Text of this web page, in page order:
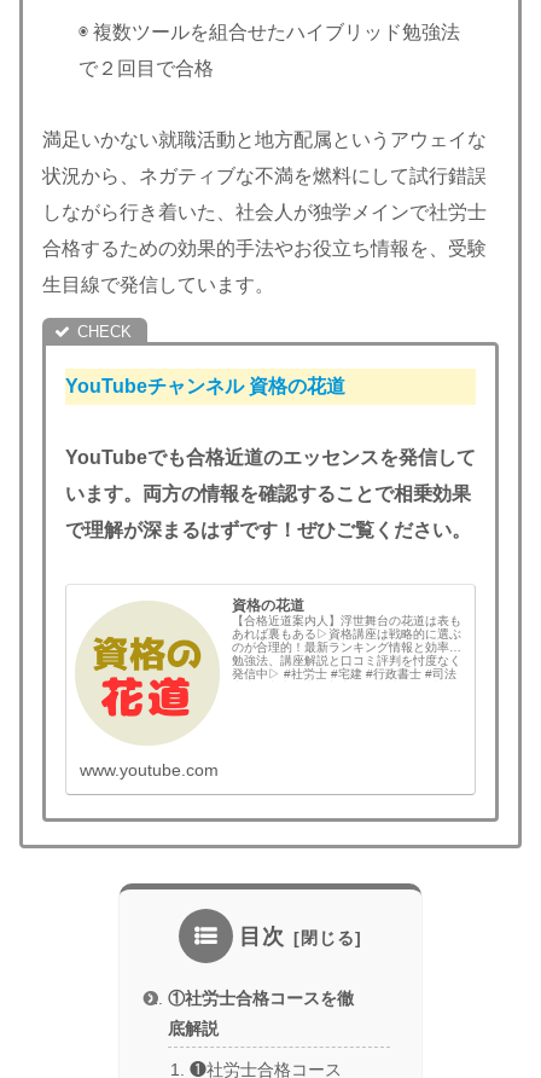
◉ 複数ツールを組合せたハイブリッド勉強法
で２回目で合格
満足いかない就職活動と地方配属というアウェイな
状況から、ネガティブな不満を燃料にして試行錯誤
しながら行き着いた、社会人が独学メインで社労士
合格するための効果的手法やお役立ち情報を、受験
生目線で発信しています。
YouTubeチャンネル 資格の花道
YouTubeでも合格近道のエッセンスを発信して
います。両方の情報を確認することで相乗効果
で理解が深まるはずです！ぜひご覧ください。
資格の花道
【合格近道案内人】浮世舞台の花道は表も
あれば裏もある▷資格講座は戦略的に選ぶ
のが合理的！最新ランキング情報と効率的
勉強法、講座解説と口コミ評判を忖度なく
発信中▷ #社労士 #宅建 #行政書士 #司法
www.youtube.com
目次
①社労士合格コースを徹
底解説
❶社労士合格コース